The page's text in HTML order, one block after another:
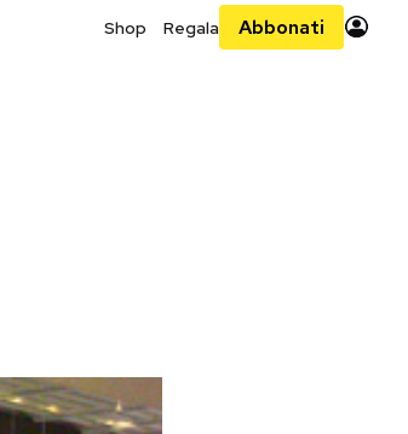
Shop Regala Abbonati